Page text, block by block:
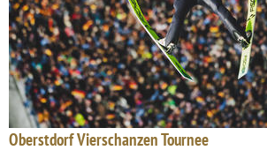
Oberstdorf Vierschanzen Tournee